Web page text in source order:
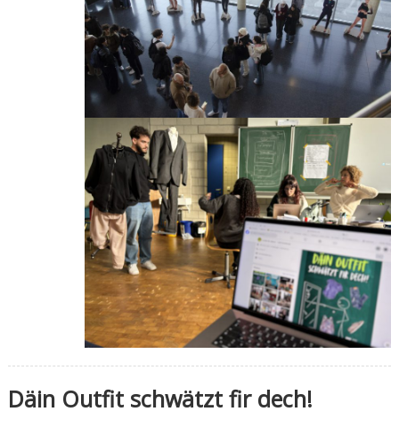
Däin Outfit schwätzt fir dech!